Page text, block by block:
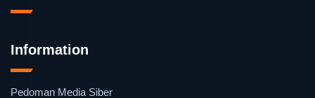
Information
Pedoman Media Siber